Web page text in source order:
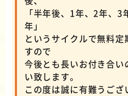
「半年後、1年、2年、
年」
というサイクルで無料
すので
今後とも長いお付き合い
い致します。
この度は誠に有難うござ